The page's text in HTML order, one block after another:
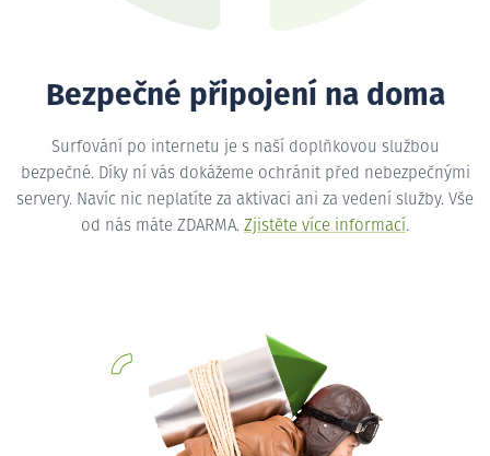
Bezpečné připojení na doma
Surfování po internetu je s naší doplňkovou službou
bezpečné. Díky ní vás dokážeme ochránit před nebezpečnými
servery. Navíc nic neplatíte za aktivaci ani za vedení služby. Vše
od nás máte ZDARMA. Zjistěte více informací.